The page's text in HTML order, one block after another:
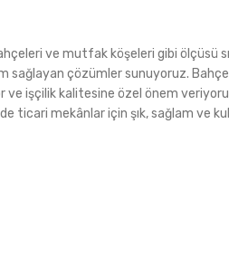
ve mutfak köşeleri gibi ölçüsü
sağlayan çözümler sunuyoruz.
işçilik kalitesine özel önem
ticari mekânlar için şık, sağlam ve